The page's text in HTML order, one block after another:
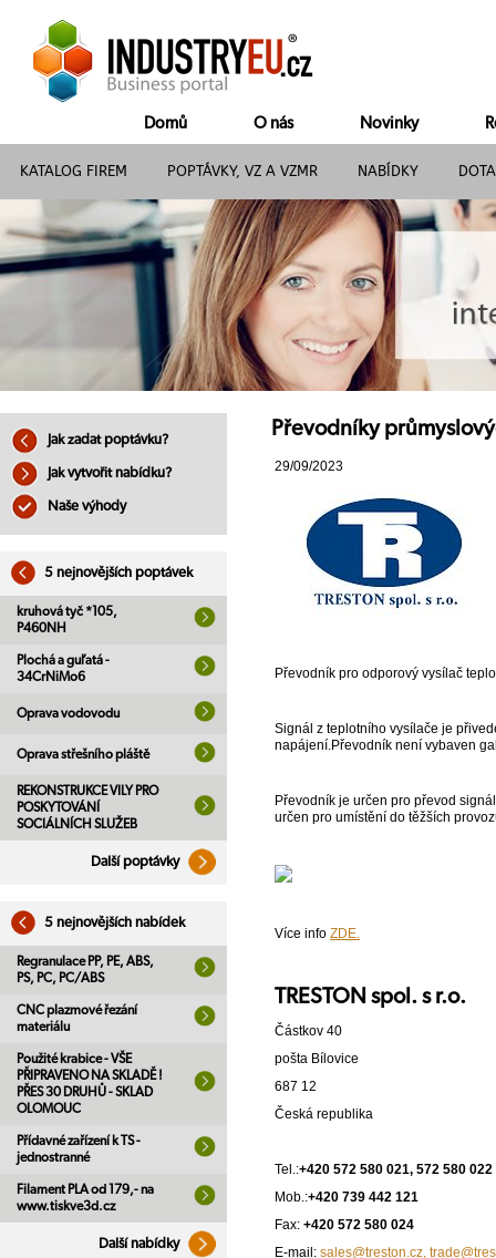
Domů O nás Novinky
KATALOG FIREM POPTÁVKY, VZ A VZMR NABÍDKY
Jak zadat poptávku?
Jak vytvořit nabídku?
Naše výhody
5 nejnovějších poptávek
kruhová tyč *105,
P460NH
Plochá a guľatá -
34CrNiMo6
Oprava vodovodu
Oprava střešního pláště
REKONSTRUKCE VILY PRO
POSKYTOVÁNÍ
SOCIÁLNÍCH SLUŽEB
Další poptávky
5 nejnovějších nabídek
Regranulace PP, PE, ABS,
PS, PC, PC/ABS
CNC plazmové řezání
materiálu
Použité krabice - VŠE
PŘIPRAVENO NA SKLADĚ !
PŘES 30 DRUHŮ - SKLAD
OLOMOUC
Přídavné zařízení k TS -
jednostranné
Filament PLA od 179,- na
www.tiskve3d.cz
Další nabídky
Převodníky
29/09/2023
Převodník pro odporový vysílač
Signál z teplotního vysílače je
napájení.Převodník není vybaven
Převodník je určen pro převod
určen pro umístění do těžších
Více info ZDE.
TRESTON spol. s r.o.
Částkov 40
pošta Bílovice
687 12
Česká republika
Tel.:+420 572 580 021, 572 580 022
Mob.:+420 739 442 121
Fax: +420 572 580 024
E-mail: sales@treston.cz,